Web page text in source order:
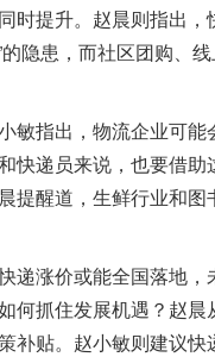
时提升。赵晨则指出，
隐患，而社区团购、
指出，物流企业可能
快递员来说，也要借
提醒道，生鲜行业和
涨价或能全国落地，
何抓住发展机遇？赵晨
补贴。赵小敏则建议